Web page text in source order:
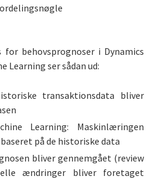
for behovsprognoser i Dynamics
Learning ser sådan ud:
transaktionsdata bliver
Learning: Maskinlæringen
på de historiske data
bliver gennemgået (review
ændringer bliver foretaget